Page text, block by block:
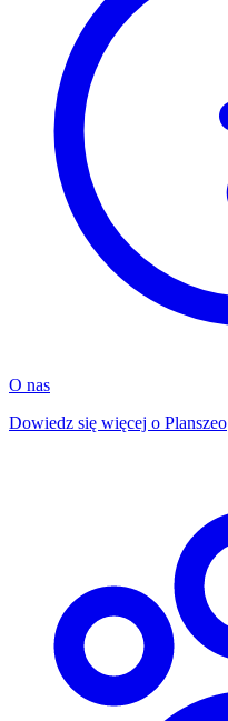
O nas
Dowiedz się więcej o Planszeo